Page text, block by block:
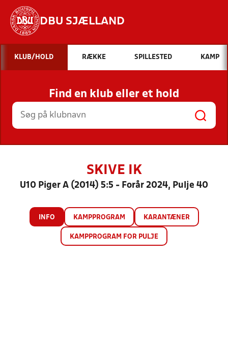
DBU SJÆLLAND
Hvad vil du søge efter?
INDHOLD OG NYHEDER
STILLINGER, RESULTATER, KLUBBER OG
HOLD
KLUB/HOLD RÆKKE SPILLESTED KAMP
Find en klub eller et hold
SKIVE IK
U10 Piger A (2014) 5:5 - Forår 2024, Pulje 40
INFO KAMPPROGRAM KARANTÆNER
KAMPPROGRAM FOR PULJE